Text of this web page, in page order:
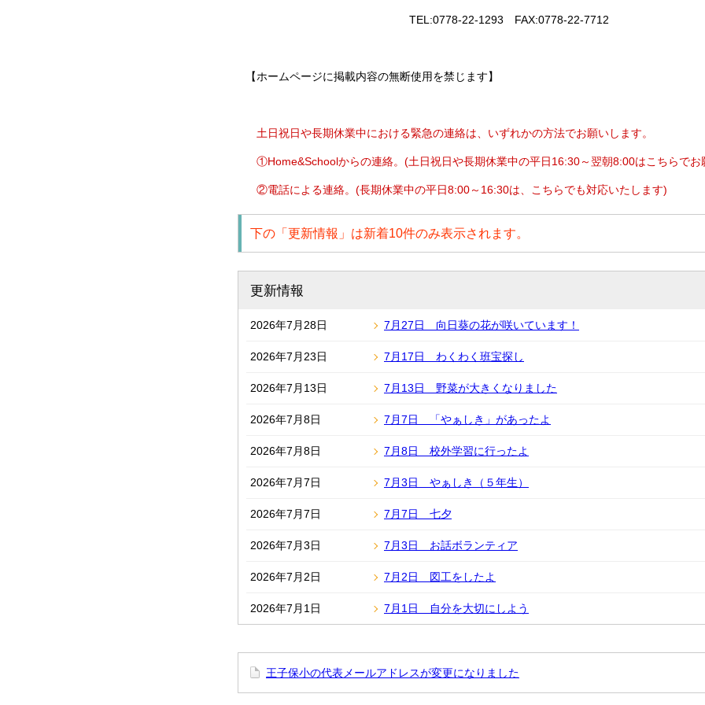
TEL:0778-22-1293 FAX:0778-22-7712
【ホームページに掲載内容の無断使用を禁じます】
土日祝日や長期休業中における緊急の連絡は、いずれかの方法でお願いします。
①Home&Schoolからの連絡。(土日祝日や長期休業中の平日16:30～翌朝8:00はこちらでお
②電話による連絡。(長期休業中の平日8:00～16:30は、こちらでも対応いたします)
下の「更新情報」は新着10件のみ表示されます。
更新情報
2026年7月28日 7月27日 向日葵の花が咲いています！
2026年7月23日 7月17日 わくわく班宝探し
2026年7月13日 7月13日 野菜が大きくなりました
2026年7月8日 7月7日 「やぁしき」があったよ
2026年7月8日 7月8日 校外学習に行ったよ
2026年7月7日 7月3日 やぁしき（５年生）
2026年7月7日 7月7日 七夕
2026年7月3日 7月3日 お話ボランティア
2026年7月2日 7月2日 図工をしたよ
2026年7月1日 7月1日 自分を大切にしよう
王子保小の代表メールアドレスが変更になりました